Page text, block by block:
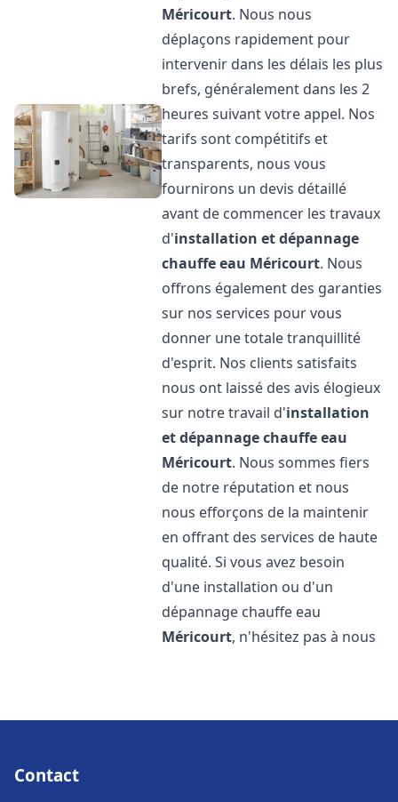
Méricourt. Nous nous
déplaçons rapidement pour
intervenir dans les délais les plus
brefs, généralement dans les 2
heures suivant votre appel. Nos
tarifs sont compétitifs et
transparents, nous vous
fournirons un devis détaillé
avant de commencer les travaux
d'installation et dépannage
chauffe eau Méricourt. Nous
offrons également des garanties
sur nos services pour vous
donner une totale tranquillité
d'esprit. Nos clients satisfaits
nous ont laissé des avis élogieux
sur notre travail d'installation
et dépannage chauffe eau
Méricourt. Nous sommes fiers
de notre réputation et nous
nous efforçons de la maintenir
en offrant des services de haute
qualité. Si vous avez besoin
d'une installation ou d'un
dépannage chauffe eau
Méricourt, n'hésitez pas à nous
Contact